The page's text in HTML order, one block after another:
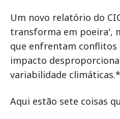
Um novo relatório do
transforma em poeira',
que enfrentam
impacto
variabilidade climáticas.*
Aqui estão sete coisas